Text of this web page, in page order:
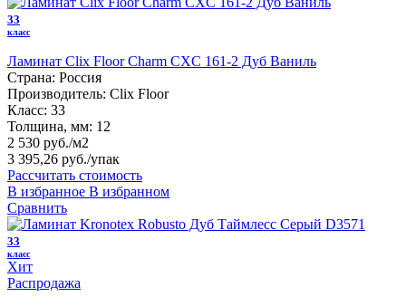
33
класс
Ламинат Clix Floor Charm CXC 161-2 Дуб Ваниль
Страна: Россия
Производитель: Clix Floor
Класс: 33
Толщина, мм: 12
2 530 руб./м2
3 395,26 руб./упак
Рассчитать стоимость
В избранное В избранном
Сравнить
33
класс
Хит
Распродажа